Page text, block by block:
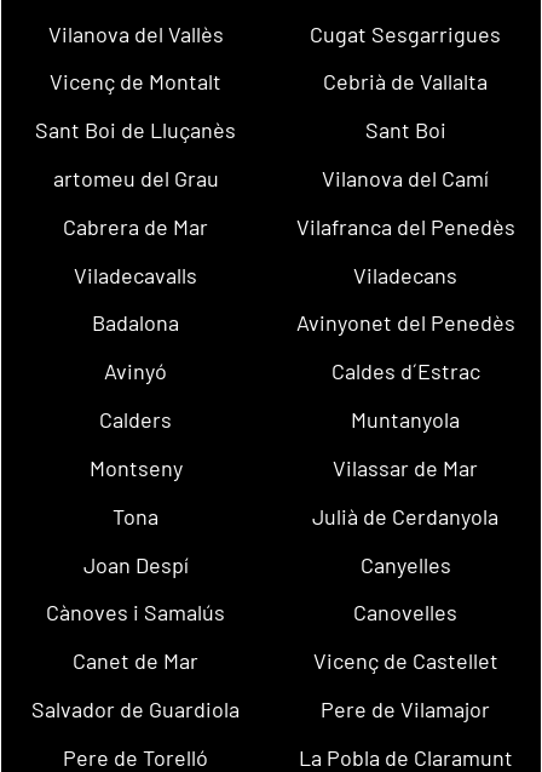
Vilanova del Vallès
Cugat Sesgarrigues
Vicenç de Montalt
Cebrià de Vallalta
Sant Boi de Lluçanès
Sant Boi
artomeu del Grau
Vilanova del Camí
Cabrera de Mar
Vilafranca del Penedès
Viladecavalls
Viladecans
Badalona
Avinyonet del Penedès
Avinyó
Caldes d´Estrac
Calders
Muntanyola
Montseny
Vilassar de Mar
Tona
Julià de Cerdanyola
Joan Despí
Canyelles
Cànoves i Samalús
Canovelles
Canet de Mar
Vicenç de Castellet
Salvador de Guardiola
Pere de Vilamajor
Pere de Torelló
La Pobla de Claramunt